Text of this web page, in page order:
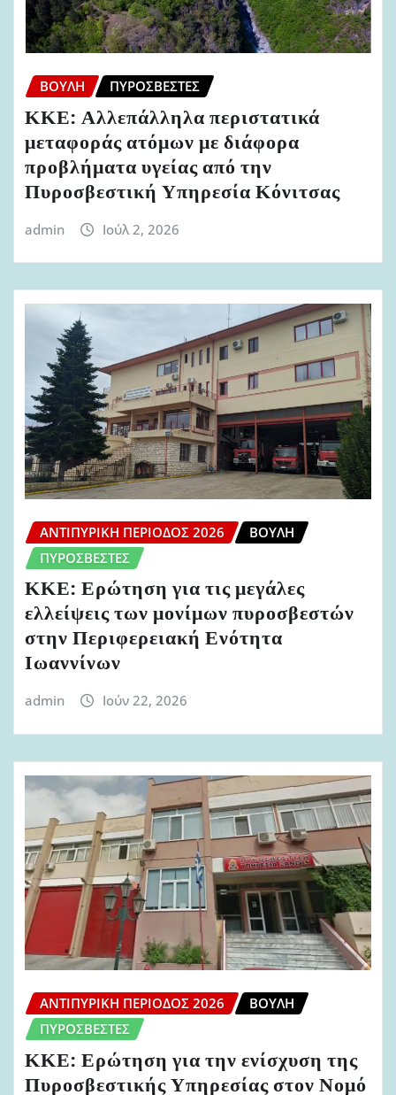
ΒΟΥΛΉ ΠΥΡΟΣΒΈΣΤΕΣ
ΚΚΕ: Αλλεπάλληλα περιστατικά
μεταφοράς ατόμων με διάφορα
προβλήματα υγείας από την
Πυροσβεστική Υπηρεσία Κόνιτσας
admin Ιούλ 2, 2026
ΑΝΤΙΠΥΡΙΚΉ ΠΕΡΊΟΔΟΣ 2026
ΒΟΥΛΉ
ΠΥΡΟΣΒΈΣΤΕΣ
ΚΚΕ: Ερώτηση για τις μεγάλες
ελλείψεις των μονίμων πυροσβεστών
στην Περιφερειακή Ενότητα
Ιωαννίνων
admin Ιούν 22, 2026
ΑΝΤΙΠΥΡΙΚΉ ΠΕΡΊΟΔΟΣ 2026
ΒΟΥΛΉ
ΠΥΡΟΣΒΈΣΤΕΣ
ΚΚΕ: Ερώτηση για την ενίσχυση της
Πυροσβεστικής Υπηρεσίας στον Νομό